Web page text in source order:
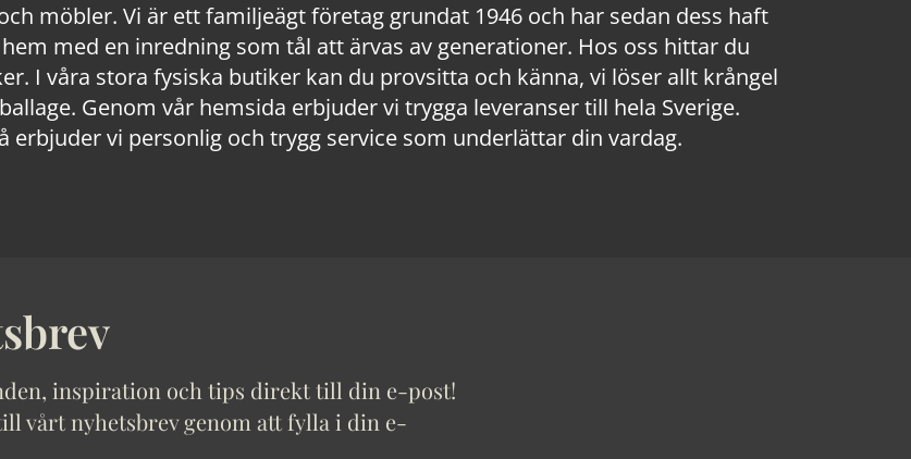
möbler. Vi är ett familjeägt företag grundat 1946 och har sedan dess haft
med en inredning som tål att ärvas av generationer. Hos oss hittar du
I våra stora fysiska butiker kan du provsitta och känna, vi löser allt krångel
Genom vår hemsida erbjuder vi trygga leveranser till hela Sverige.
erbjuder vi personlig och trygg service som underlättar din vardag.
inspiration och tips direkt till din e-post!
vårt nyhetsbrev genom att fylla i din e-